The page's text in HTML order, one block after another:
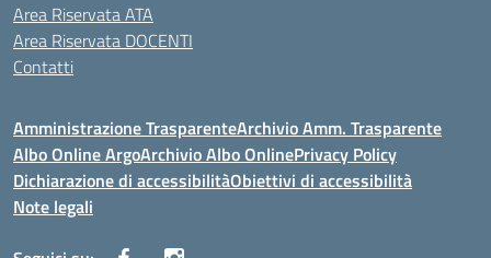
Area Riservata ATA
Area Riservata DOCENTI
Contatti
Amministrazione TrasparenteArchivio Amm. Trasparente
Albo Online ArgoArchivio Albo OnlinePrivacy Policy
Dichiarazione di accessibilitàObiettivi di accessibilità
Note legali